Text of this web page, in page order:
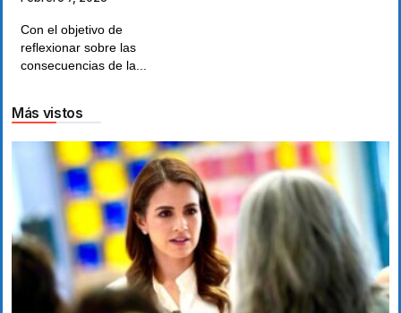
Con el objetivo de
reflexionar sobre las
consecuencias de la...
Más vistos